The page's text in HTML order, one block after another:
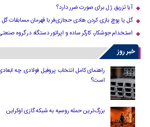
آیا تزریق ژل برای صورت ضرر دارد​؟
گل یا پوچ بازی کردن هادی حجازی‌فر با قهرمان مسابقات گل
استخدام جوشکار، کارگر ساده و اپراتور دستگاه در گروه
خبر روز
راهنمای کامل انتخاب پروفیل فولادی: چه
است؟
بزرگ‌ترین حمله روسیه به شبکه گازی اوکراین